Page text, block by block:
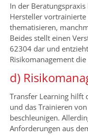
In der
Hersteller vortrainierte
thematisieren,
Beides stellt einen
62304 dar und
Risikomanagement
d)
Transfer Learning hilft
und das Trainieren
beschleunigen.
Anforderungen aus